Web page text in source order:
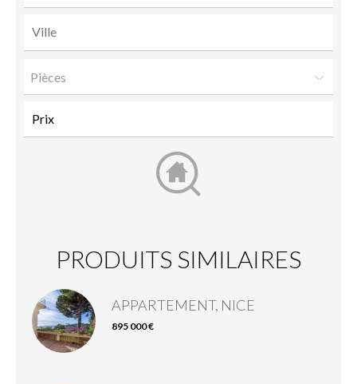
Pièces
PRODUITS SIMILAIRES
APPARTEMENT, NICE
895 000 €